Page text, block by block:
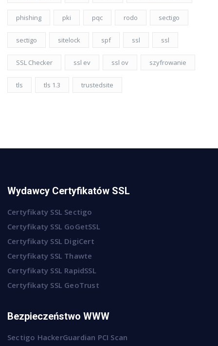
phishing pki pqc rodo sectigo
sectigo sitelock spf ssl ssl
SSL Checker ssl ev ssl ov szyfrowanie
tls tls 1.3 trustedsite
Wydawcy Certyfikatów SSL
Certyfikaty SSL Sectigo
Certyfikaty SSL GoGetSSL
Certyfikaty SSL DigiCert
Certyfikaty SSL Thawte
Certyfikaty SSL RapidSSL
Certyfikaty SSL GeoTrust
Bezpieczeństwo WWW
Sectigo HackerGuardian PCI Scan